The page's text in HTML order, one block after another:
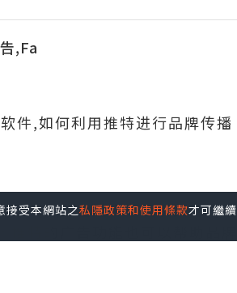
,Fa
件,如何利用推特进行品牌传播
台，可以通过发布吸引人的内
推特的广告功能也可以帮助品
受本網站之私隱政策和使用條款才可繼